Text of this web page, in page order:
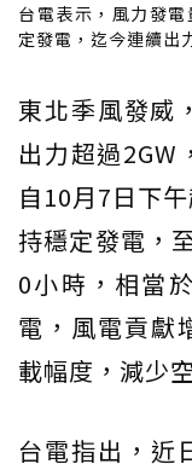
台電表示，風力發
定發電，迄今連續出
東北季風發威，
出力超過2GW，
自10月7日下
持穩定發電，
0小時，相當
電，風電貢獻
載幅度，減少
台電指出，近